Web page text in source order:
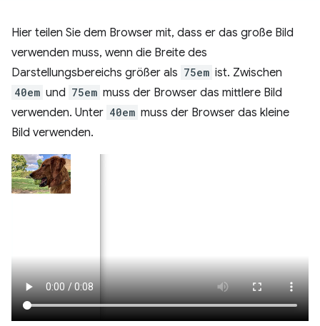
Hier teilen Sie dem Browser mit, dass er das große Bild
verwenden muss, wenn die Breite des
Darstellungsbereichs größer als 75em ist. Zwischen
40em und 75em muss der Browser das mittlere Bild
verwenden. Unter 40em muss der Browser das kleine
Bild verwenden.